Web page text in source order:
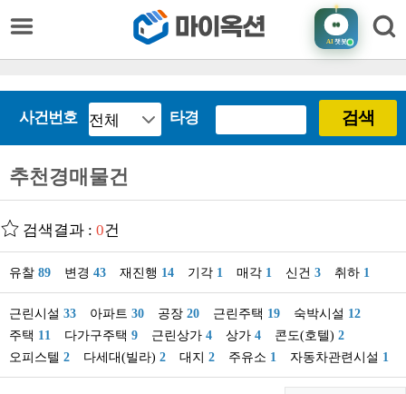
AI챗봇
사건번호 타경 검색
추천경매물건
검색결과 : 0건
유찰 89 변경 43 재진행 14 기각 1 매각 1 신건 3 취하 1
근린시설 33 아파트 30 공장 20 근린주택 19 숙박시설 12
주택 11 다가구주택 9 근린상가 4 상가 4 콘도(호텔) 2
오피스텔 2 다세대(빌라) 2 대지 2 주유소 1 자동차관련시설 1